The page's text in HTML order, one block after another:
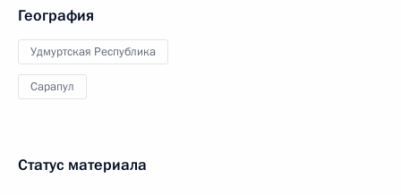
География
Удмуртская Республика
Сарапул
Статус материала